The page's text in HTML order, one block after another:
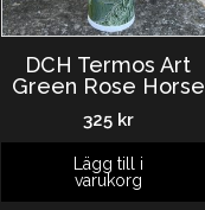
DCH Termos Art
Green Rose Horse
325 kr
Lägg till i
varukorg